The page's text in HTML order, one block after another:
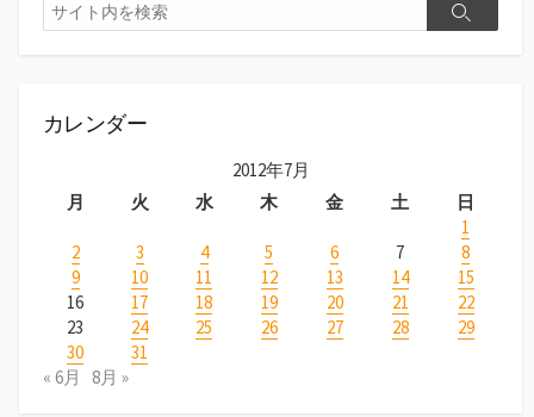
カレンダー
2012年7月
月
火 水 木 金 土
日
1
2
3 4 5 6 7
8
9
10 11 12 13 14
15
16
17 18 19 20 21
22
23
24 25 26 27 28
29
30
31
« 6月
8月 »